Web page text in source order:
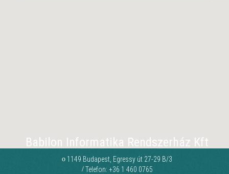
Babilon Informatika Rendszerház Kft
o 1149 Budapest, Egressy út 27-29 B/3
/Telefon: +36 1 460 0765